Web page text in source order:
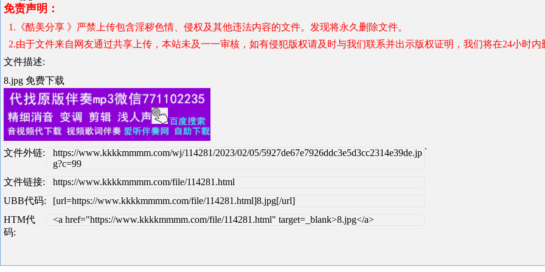
免责声明：
1.《酷美分享 》严禁上传包含淫秽色情、侵权及其他违法内容的文件。发现将永久删除文件。
2.由于文件来自网友通过共享上传，本站未及一一审核，如有侵犯版权请及时与我们联系并出示版权证明，我们将在24小时内
文件描述:
8.jpg 免费下载
文件外链:
https://www.kkkkmmmm.com/wj/114281/2023/02/05/5927de67e7926ddc3e5d3cc2314e39de.jp
g?c=99
文件链接:
https://www.kkkkmmmm.com/file/114281.html
UBB代码:
[url=https://www.kkkkmmmm.com/file/114281.html]8.jpg[/url]
HTM代
码:
<a href="https://www.kkkkmmmm.com/file/114281.html" target=_blank>8.jpg</a>
.